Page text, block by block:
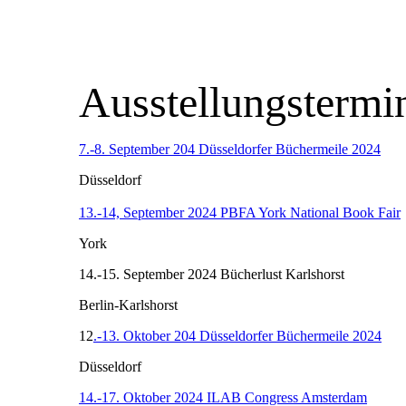
7.-8. September 204 Düsseldorfer Büchermeile 2024
Düsseldorf
13.-14, September 2024 PBFA York National Book Fair
York
14.-15. September 2024 Bücherlust Karlshorst
Berlin-Karlshorst
12.-13. Oktober 204 Düsseldorfer Büchermeile 2024
Düsseldorf
14.-17. Oktober 2024 ILAB Congress Amsterdam